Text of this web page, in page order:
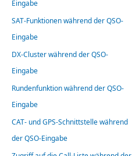
Eingabe
SAT-Funktionen während der QSO-
Eingabe
DX-Cluster während der QSO-
Eingabe
Rundenfunktion während der QSO-
Eingabe
CAT- und GPS-Schnittstelle während
der QSO-Eingabe